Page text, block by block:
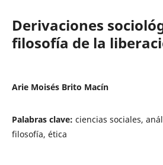
Derivaciones
filosofía de la
Arie Moisés Brito Macín
Palabras clave: ciencias sociales,
filosofía, ética